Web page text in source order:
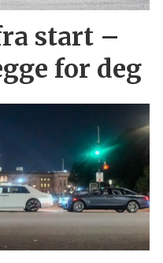
start –
for deg